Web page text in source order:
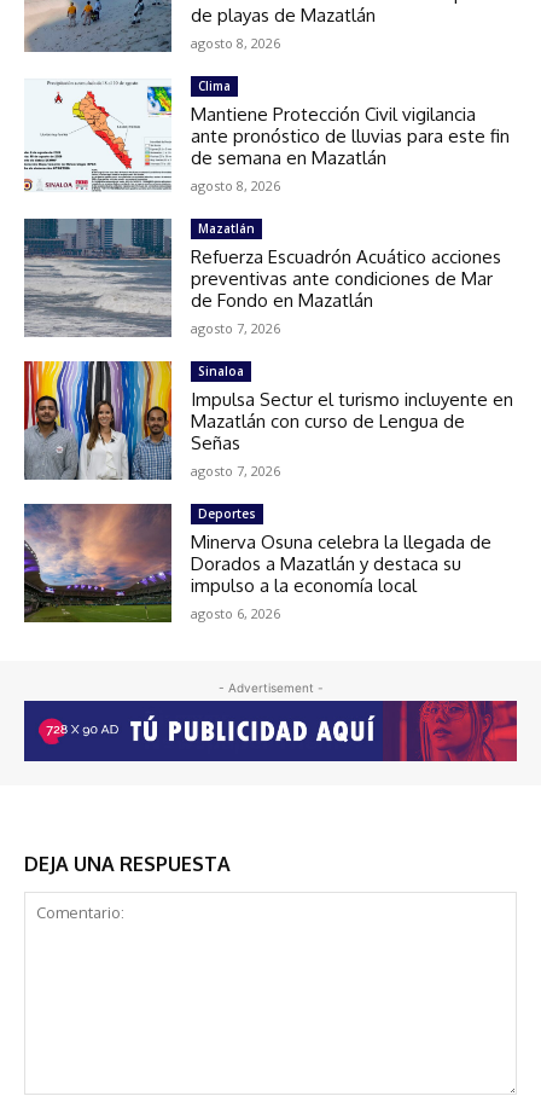
de playas de Mazatlán
agosto 8, 2026
Clima
Mantiene Protección Civil vigilancia
ante pronóstico de lluvias para este fin
de semana en Mazatlán
agosto 8, 2026
Mazatlán
Refuerza Escuadrón Acuático acciones
preventivas ante condiciones de Mar
de Fondo en Mazatlán
agosto 7, 2026
Sinaloa
Impulsa Sectur el turismo incluyente en
Mazatlán con curso de Lengua de
Señas
agosto 7, 2026
Deportes
Minerva Osuna celebra la llegada de
Dorados a Mazatlán y destaca su
impulso a la economía local
agosto 6, 2026
- Advertisement -
DEJA UNA RESPUESTA